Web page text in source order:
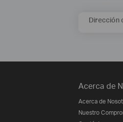
Dirección
Acerca de
Acerca de
Nuestro